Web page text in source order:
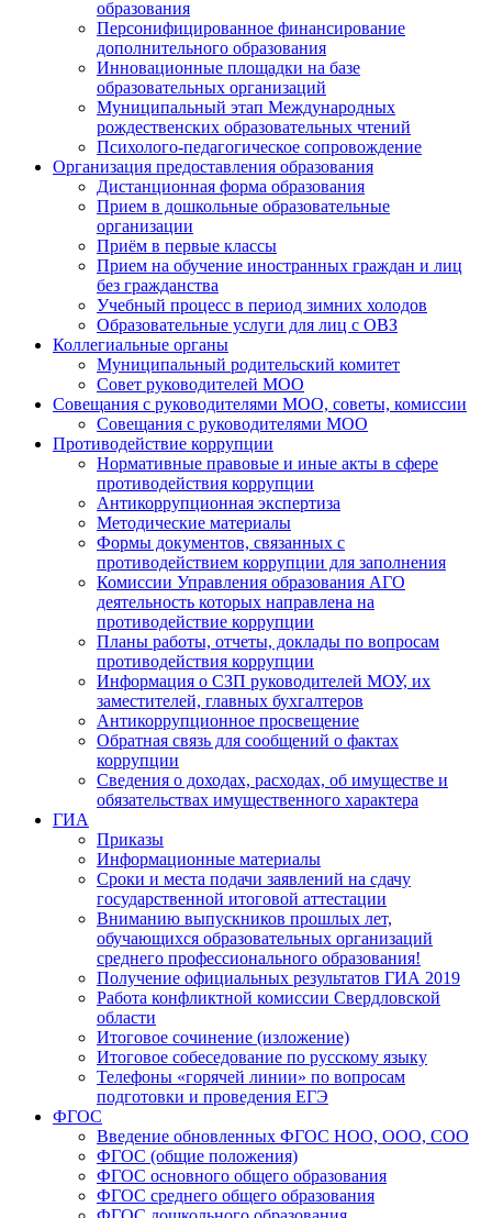
образования
Персонифицированное финансирование
дополнительного образования
Инновационные площадки на базе
образовательных организаций
Муниципальный этап Международных
рождественских образовательных чтений
Психолого-педагогическое сопровождение
Организация предоставления образования
Дистанционная форма образования
Прием в дошкольные образовательные
организации
Приём в первые классы
Прием на обучение иностранных граждан и лиц
без гражданства
Учебный процесс в период зимних холодов
Образовательные услуги для лиц с ОВЗ
Коллегиальные органы
Муниципальный родительский комитет
Совет руководителей МОО
Совещания с руководителями МОО, советы, комиссии
Совещания с руководителями МОО
Противодействие коррупции
Нормативные правовые и иные акты в сфере
противодействия коррупции
Антикоррупционная экспертиза
Методические материалы
Формы документов, связанных с
противодействием коррупции для заполнения
Комиссии Управления образования АГО
деятельность которых направлена на
противодействие коррупции
Планы работы, отчеты, доклады по вопросам
противодействия коррупции
Информация о СЗП руководителей МОУ, их
заместителей, главных бухгалтеров
Антикоррупционное просвещение
Обратная связь для сообщений о фактах
коррупции
Сведения о доходах, расходах, об имуществе и
обязательствах имущественного характера
ГИА
Приказы
Информационные материалы
Сроки и места подачи заявлений на сдачу
государственной итоговой аттестации
Вниманию выпускников прошлых лет,
обучающихся образовательных организаций
среднего профессионального образования!
Получение официальных результатов ГИА 2019
Работа конфликтной комиссии Свердловской
области
Итоговое сочинение (изложение)
Итоговое собеседование по русскому языку
Телефоны «горячей линии» по вопросам
подготовки и проведения ЕГЭ
ФГОС
Введение обновленных ФГОС НОО, ООО, СОО
ФГОС (общие положения)
ФГОС основного общего образования
ФГОС среднего общего образования